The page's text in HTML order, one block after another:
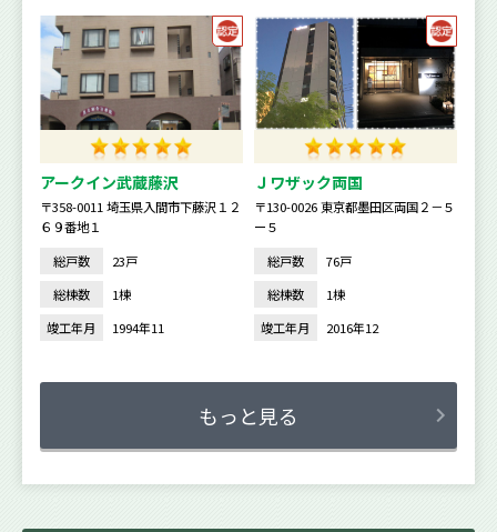
アークイン武蔵藤沢
〒358-0011 埼玉県入間市下藤沢１２
６９番地１
総戸数
23戸
総棟数
1棟
竣工年月
1994年11
Ｊワザック両国
〒130-0026 東京都墨田区両国２－５
ー５
総戸数
76戸
総棟数
1棟
竣工年月
2016年12
もっと見る